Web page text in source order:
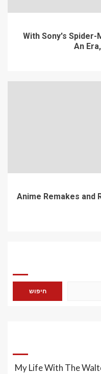
With Sony's Spider-
An
5 Anime Remakes
חיפוש
My Life With The